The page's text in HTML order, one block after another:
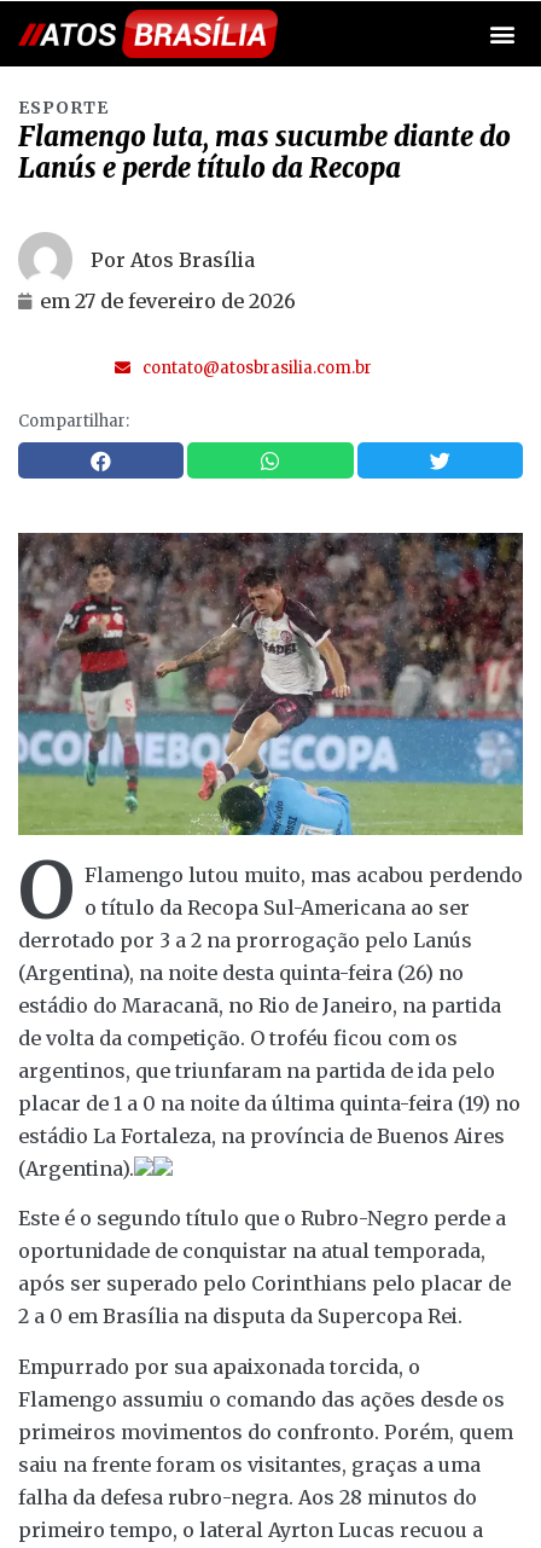
ESPORTE
Flamengo luta, mas sucumbe diante do
Lanús e perde título da Recopa
Por Atos Brasília
em 27 de fevereiro de 2026
contato@atosbrasilia.com.br
Compartilhar:
O Flamengo lutou muito, mas acabou perdendo
o título da Recopa Sul-Americana ao ser
derrotado por 3 a 2 na prorrogação pelo Lanús
(Argentina), na noite desta quinta-feira (26) no
estádio do Maracanã, no Rio de Janeiro, na partida
de volta da competição. O troféu ficou com os
argentinos, que triunfaram na partida de ida pelo
placar de 1 a 0 na noite da última quinta-feira (19) no
estádio La Fortaleza, na província de Buenos Aires
(Argentina).
Este é o segundo título que o Rubro-Negro perde a
oportunidade de conquistar na atual temporada,
após ser superado pelo Corinthians pelo placar de
2 a 0 em Brasília na disputa da Supercopa Rei.
Empurrado por sua apaixonada torcida, o
Flamengo assumiu o comando das ações desde os
primeiros movimentos do confronto. Porém, quem
saiu na frente foram os visitantes, graças a uma
falha da defesa rubro-negra. Aos 28 minutos do
primeiro tempo, o lateral Ayrton Lucas recuou a